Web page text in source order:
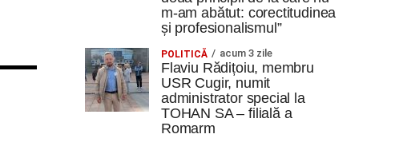
m-am abătut: corectitudinea
și profesionalismul”
POLITICĂ acum 3 zile
Flaviu Rădițoiu, membru
USR Cugir, numit
administrator special la
TOHAN SA – filială a
Romarm